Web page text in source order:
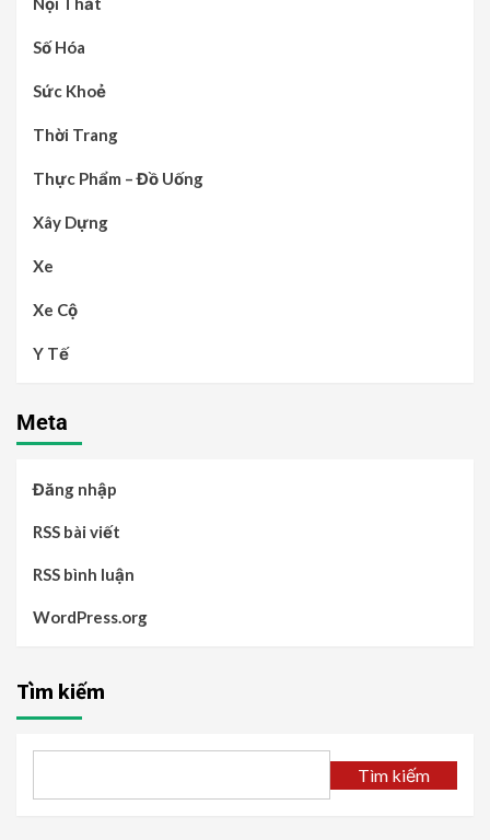
Số Hóa
Sức Khoẻ
Thời Trang
Thực Phẩm – Đồ Uống
Xây Dựng
Xe
Xe Cộ
Y Tế
Meta
Đăng nhập
RSS bài viết
RSS bình luận
WordPress.org
Tìm kiếm
Tìm kiếm